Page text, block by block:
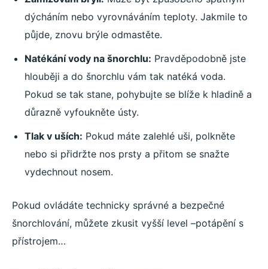
dýcháním nebo vyrovnáváním teploty. Jakmile to
půjde, znovu brýle odmastěte.
Natékání vody na šnorchlu: Pravděpodobně jste
hlouběji a do šnorchlu vám tak natéká voda.
Pokud se tak stane, pohybujte se blíže k hladině a
důrazně vyfoukněte ústy.
Tlak v uších: Pokud máte zalehlé uši, polkněte
nebo si přidržte nos prsty a přitom se snažte
vydechnout nosem.
Pokud ovládáte technicky správné a bezpečné
šnorchlování, můžete zkusit vyšší level –potápění s
přístrojem…